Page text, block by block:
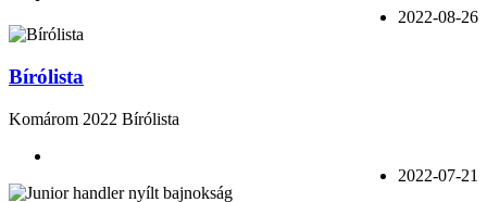
2022-08-26
Bírólista
Komárom 2022 Bírólista
2022-07-21